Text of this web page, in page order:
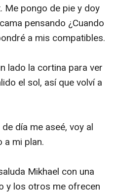
Me pongo de pie y doy
pensando ¿Cuando
a mis compatibles.
lado la cortina para ver
el sol, así que volví a
día me aseé, voy al
a mi plan.
Mikhael con una
y los otros me ofrecen